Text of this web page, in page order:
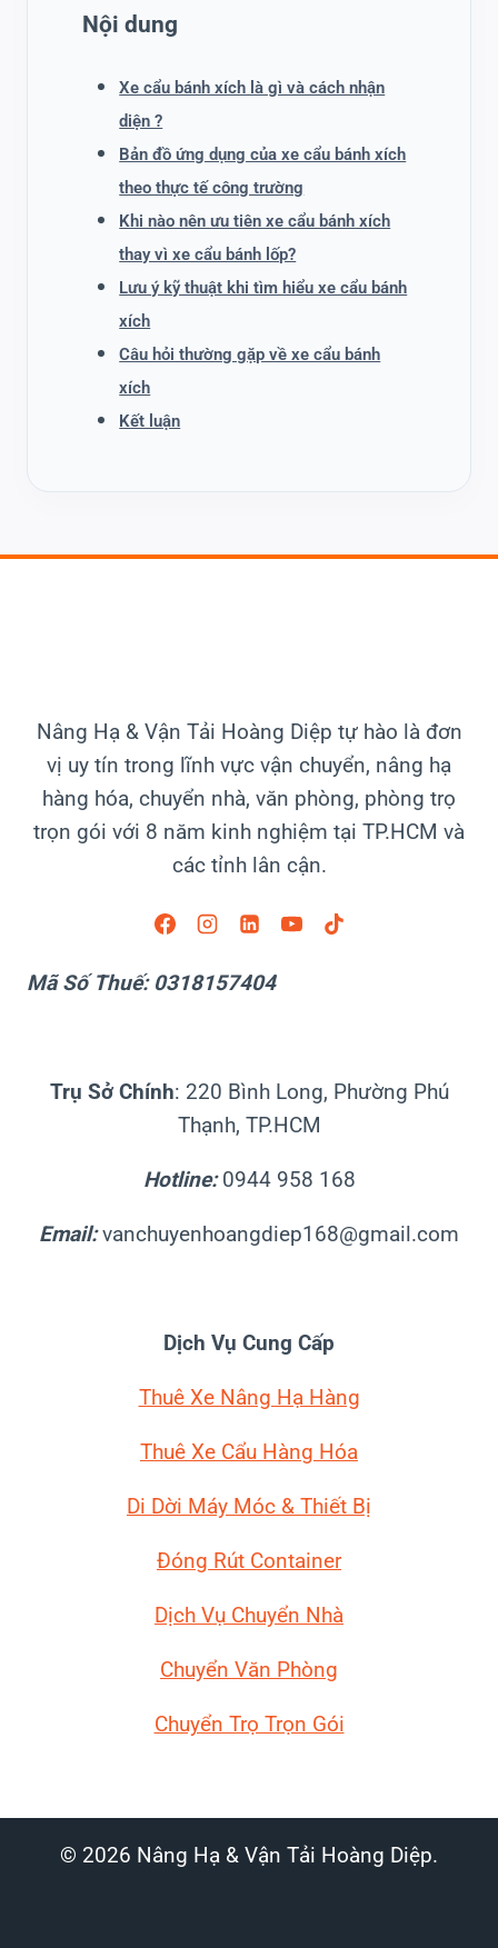
Nội dung
Xe cẩu bánh xích là gì và cách nhận
diện ?
Bản đồ ứng dụng của xe cẩu bánh xích
theo thực tế công trường
Khi nào nên ưu tiên xe cẩu bánh xích
thay vì xe cẩu bánh lốp?
Lưu ý kỹ thuật khi tìm hiểu xe cẩu bánh
xích
Câu hỏi thường gặp về xe cẩu bánh
xích
Kết luận
Nâng Hạ & Vận Tải Hoàng Diệp tự hào là đơn
vị uy tín trong lĩnh vực vận chuyển, nâng hạ
hàng hóa, chuyển nhà, văn phòng, phòng trọ
trọn gói với 8 năm kinh nghiệm tại TP.HCM và
các tỉnh lân cận.
Mã Số Thuế: 0318157404
Trụ Sở Chính: 220 Bình Long, Phường Phú
Thạnh, TP.HCM
Hotline:0944 958 168
Email:vanchuyenhoangdiep168@gmail.com
Dịch Vụ Cung Cấp
Thuê Xe Nâng Hạ Hàng
Thuê Xe Cẩu Hàng Hóa
Di Dời Máy Móc & Thiết Bị
Đóng Rút Container
Dịch Vụ Chuyển Nhà
Chuyển Văn Phòng
Chuyển Trọ Trọn Gói
© 2026 Nâng Hạ & Vận Tải Hoàng Diệp.